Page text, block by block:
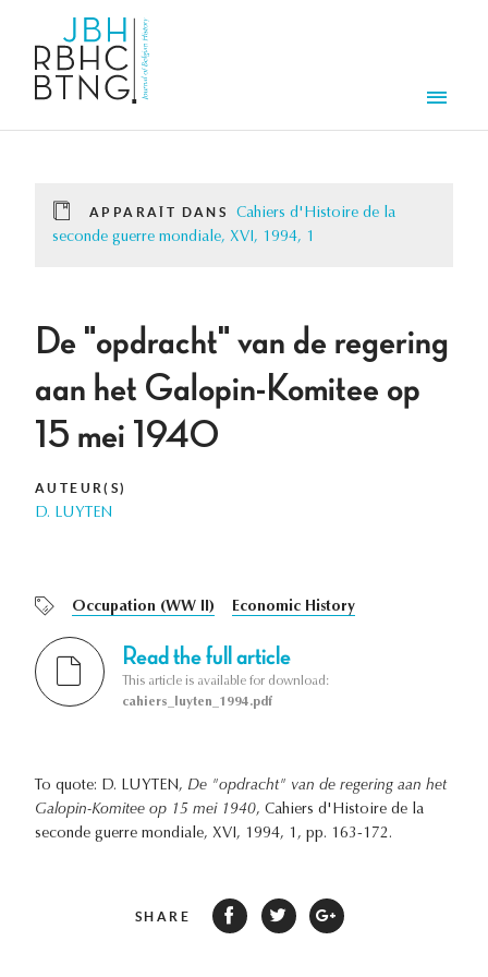
APPARAÎT DANS
Cahiers d'Histoire de la
seconde guerre mondiale, XVI, 1994, 1
De "opdracht" van de regering
aan het Galopin-Komitee op
15 mei 1940
AUTEUR(S)
D. LUYTEN
Occupation (WW II) Economic History
Read the full article
This article is available for download:
cahiers_luyten_1994.pdf
To quote: D. LUYTEN, De "opdracht" van de regering aan het
Galopin-Komitee op 15 mei 1940, Cahiers d'Histoire de la
seconde guerre mondiale, XVI, 1994, 1, pp. 163-172.
SHARE